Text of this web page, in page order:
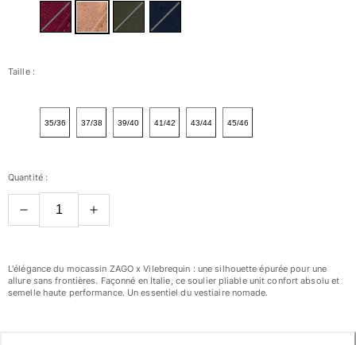
Grandes tailles
Tous les articles
Maillots de bain
Hauts
Bas
Tous les articles
Prêt-à-porter
Taille :
35/36 37/38 39/40 41/42 43/44 45/46
Quantité :
L'élégance du mocassin ZAGO x Vilebrequin : une silhouette épurée pour une
allure sans frontières. Façonné en Italie, ce soulier pliable unit confort absolu et
semelle haute performance. Un essentiel du vestiaire nomade.